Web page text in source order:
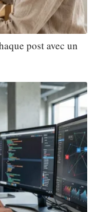
post avec un